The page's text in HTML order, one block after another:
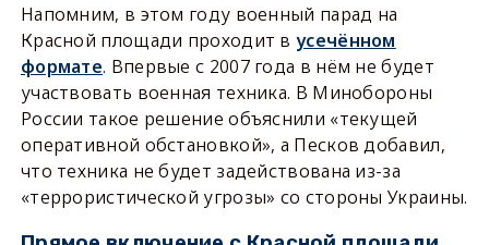
Напомним, в этом году военный парад на
Красной площади проходит вусечённом
формате. Впервые с 2007 года в нём не будет
участвовать военная техника. В Минобороны
России такое решение объяснили «текущей
оперативной обстановкой», а Песков добавил,
что техника не будет задействована из-за
«террористической угрозы» со стороны Украины.